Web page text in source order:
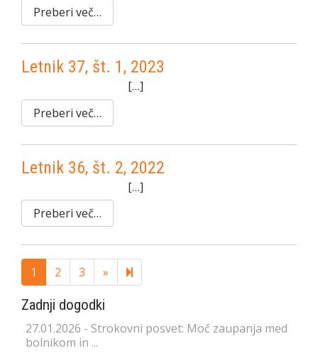
Preberi več…
Letnik 37, št. 1, 2023
[…]
Preberi več…
Letnik 36, št. 2, 2022
[…]
Preberi več…
1 2 3 » Next
page
6
Zadnji dogodki
27.01.2026 - Strokovni posvet: Moč zaupanja med
bolnikom in ...